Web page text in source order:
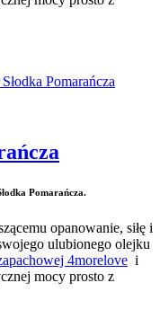
Pomarańcza.
opanowanie, siłę i
ulubionego olejku
4morelove i
mocy prosto z